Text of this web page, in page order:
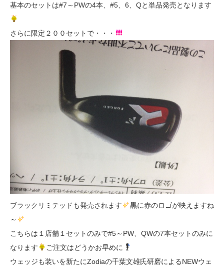
基本のセットは#7～PWの4本、#5、6、Qと単品発売となります
さらに限定２００セットで・・・
ブラックリミテッドも発売されます
黒に赤のロゴが映えますね
～
こちらは１店舗１セットのみで#5～PW、QWの7本セットのみに
なります
ご注文はどうかお早めに
ウェッジも装いを新たにZodiaの千葉文雄氏研磨によるNEWウェ